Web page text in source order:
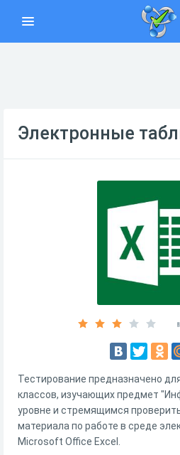
Электронные
Тестирование предназначено
классов, изучающих предмет
уровне и стремящимся
материала по работе в среде
Microsoft Office Excel.